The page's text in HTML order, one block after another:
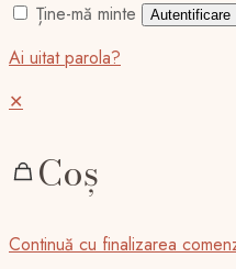
Ține-mă minte
Autentificare
Ai uitat parola?
✕
Coș
Continuă cu finalizarea